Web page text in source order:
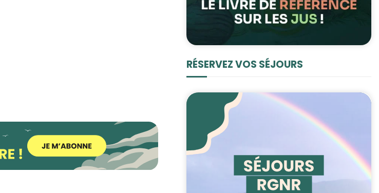
RÉSERVEZ VOS SÉJOURS
ces cookies,
fonctionnalités
du site Web.